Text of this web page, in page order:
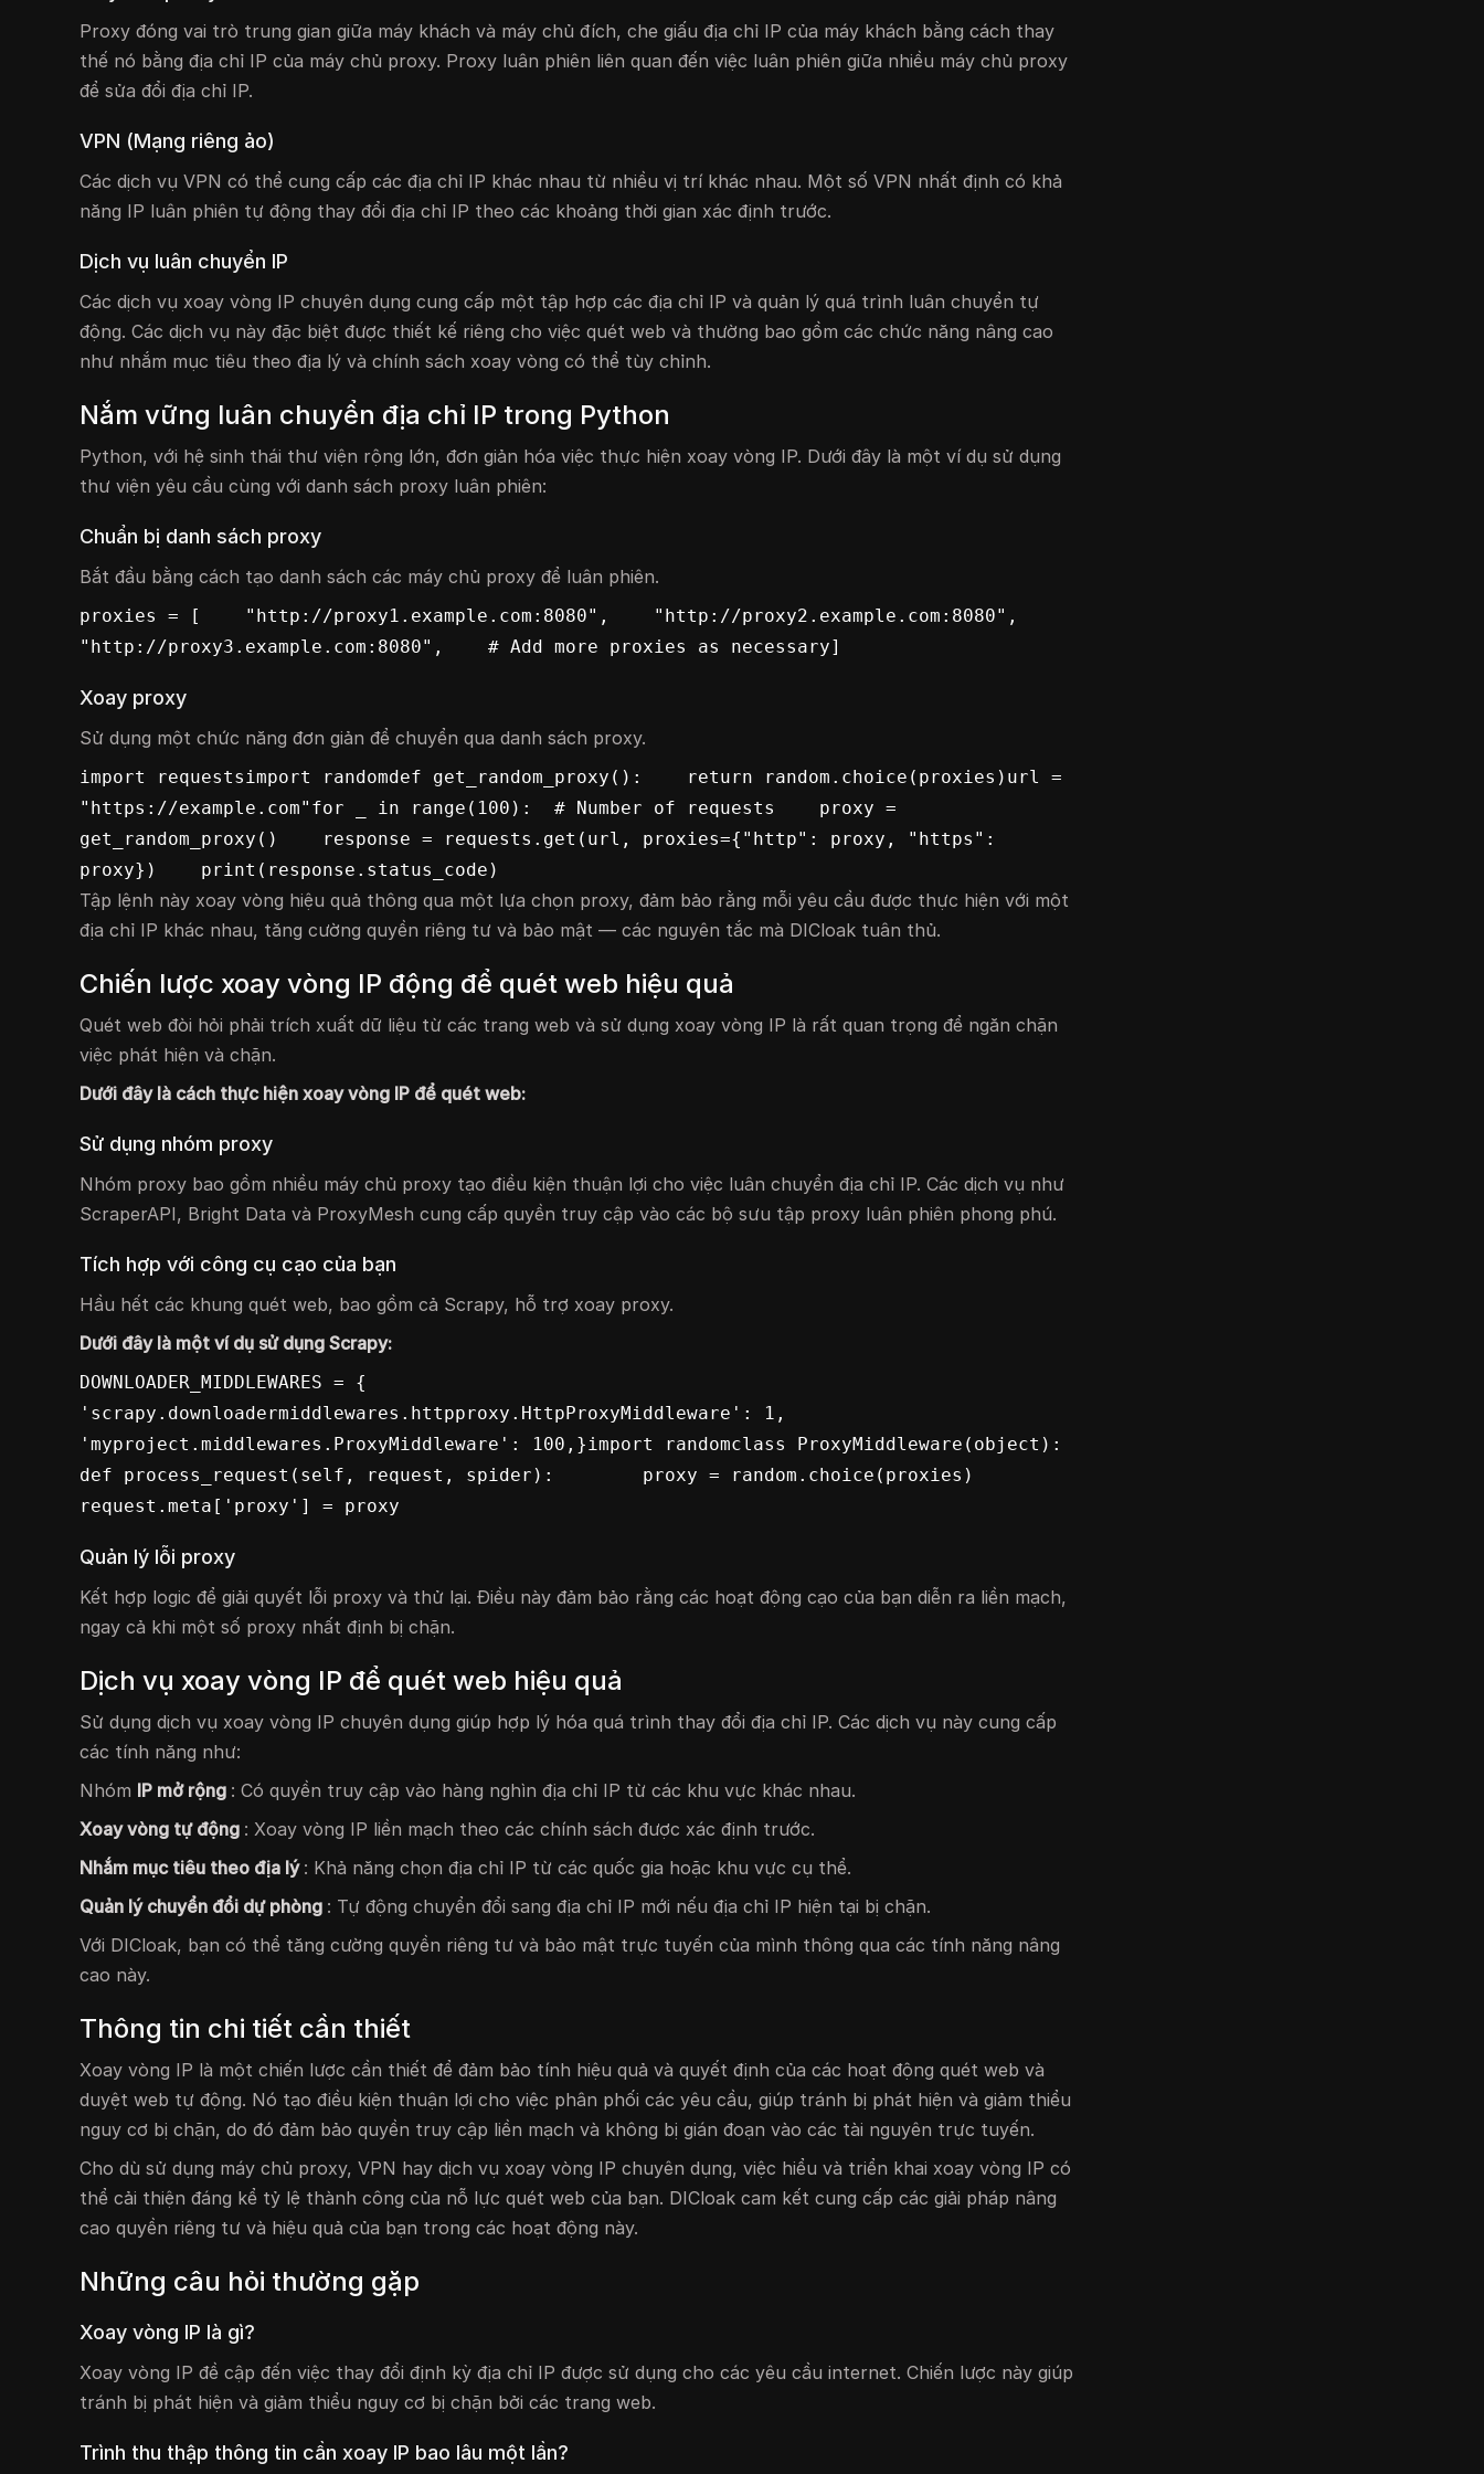
Proxy đóng vai trò trung gian giữa máy khách và máy chủ đích, che giấu địa chỉ IP của máy khách bằng cách thay
thế nó bằng địa chỉ IP của máy chủ proxy. Proxy luân phiên liên quan đến việc luân phiên giữa nhiều máy chủ proxy
để sửa đổi địa chỉ IP.
VPN (Mạng riêng ảo)
Các dịch vụ VPN có thể cung cấp các địa chỉ IP khác nhau từ nhiều vị trí khác nhau. Một số VPN nhất định có khả
năng IP luân phiên tự động thay đổi địa chỉ IP theo các khoảng thời gian xác định trước.
Dịch vụ luân chuyển IP
Các dịch vụ xoay vòng IP chuyên dụng cung cấp một tập hợp các địa chỉ IP và quản lý quá trình luân chuyển tự
động. Các dịch vụ này đặc biệt được thiết kế riêng cho việc quét web và thường bao gồm các chức năng nâng cao
như nhắm mục tiêu theo địa lý và chính sách xoay vòng có thể tùy chỉnh.
Nắm vững luân chuyển địa chỉ IP trong Python
Python, với hệ sinh thái thư viện rộng lớn, đơn giản hóa việc thực hiện xoay vòng IP. Dưới đây là một ví dụ sử dụng
thư viện yêu cầu cùng với danh sách proxy luân phiên:
Chuẩn bị danh sách proxy
Bắt đầu bằng cách tạo danh sách các máy chủ proxy để luân phiên.
proxies = [    "http://proxy1.example.com:8080",    "http://proxy2.example.com:8080",
"http://proxy3.example.com:8080",    # Add more proxies as necessary]
Xoay proxy
Sử dụng một chức năng đơn giản để chuyển qua danh sách proxy.
import requestsimport randomdef get_random_proxy():    return random.choice(proxies)url =
"https://example.com"for _ in range(100):  # Number of requests    proxy =
get_random_proxy()    response = requests.get(url, proxies={"http": proxy, "https":
proxy})    print(response.status_code)
Tập lệnh này xoay vòng hiệu quả thông qua một lựa chọn proxy, đảm bảo rằng mỗi yêu cầu được thực hiện với một
địa chỉ IP khác nhau, tăng cường quyền riêng tư và bảo mật — các nguyên tắc mà DICloak tuân thủ.
Chiến lược xoay vòng IP động để quét web hiệu quả
Quét web đòi hỏi phải trích xuất dữ liệu từ các trang web và sử dụng xoay vòng IP là rất quan trọng để ngăn chặn
việc phát hiện và chặn.
Dưới đây là cách thực hiện xoay vòng IP để quét web:
Sử dụng nhóm proxy
Nhóm proxy bao gồm nhiều máy chủ proxy tạo điều kiện thuận lợi cho việc luân chuyển địa chỉ IP. Các dịch vụ như
ScraperAPI, Bright Data và ProxyMesh cung cấp quyền truy cập vào các bộ sưu tập proxy luân phiên phong phú.
Tích hợp với công cụ cạo của bạn
Hầu hết các khung quét web, bao gồm cả Scrapy, hỗ trợ xoay proxy.
Dưới đây là một ví dụ sử dụng Scrapy:
DOWNLOADER_MIDDLEWARES = {
'scrapy.downloadermiddlewares.httpproxy.HttpProxyMiddleware': 1,
'myproject.middlewares.ProxyMiddleware': 100,}import randomclass ProxyMiddleware(object):
def process_request(self, request, spider):        proxy = random.choice(proxies)
request.meta['proxy'] = proxy
Quản lý lỗi proxy
Kết hợp logic để giải quyết lỗi proxy và thử lại. Điều này đảm bảo rằng các hoạt động cạo của bạn diễn ra liền mạch,
ngay cả khi một số proxy nhất định bị chặn.
Dịch vụ xoay vòng IP để quét web hiệu quả
Sử dụng dịch vụ xoay vòng IP chuyên dụng giúp hợp lý hóa quá trình thay đổi địa chỉ IP. Các dịch vụ này cung cấp
các tính năng như:
Nhóm IP mở rộng : Có quyền truy cập vào hàng nghìn địa chỉ IP từ các khu vực khác nhau.
Xoay vòng tự động : Xoay vòng IP liền mạch theo các chính sách được xác định trước.
Nhắm mục tiêu theo địa lý : Khả năng chọn địa chỉ IP từ các quốc gia hoặc khu vực cụ thể.
Quản lý chuyển đổi dự phòng : Tự động chuyển đổi sang địa chỉ IP mới nếu địa chỉ IP hiện tại bị chặn.
Với DICloak, bạn có thể tăng cường quyền riêng tư và bảo mật trực tuyến của mình thông qua các tính năng nâng
cao này.
Thông tin chi tiết cần thiết
Xoay vòng IP là một chiến lược cần thiết để đảm bảo tính hiệu quả và quyết định của các hoạt động quét web và
duyệt web tự động. Nó tạo điều kiện thuận lợi cho việc phân phối các yêu cầu, giúp tránh bị phát hiện và giảm thiểu
nguy cơ bị chặn, do đó đảm bảo quyền truy cập liền mạch và không bị gián đoạn vào các tài nguyên trực tuyến.
Cho dù sử dụng máy chủ proxy, VPN hay dịch vụ xoay vòng IP chuyên dụng, việc hiểu và triển khai xoay vòng IP có
thể cải thiện đáng kể tỷ lệ thành công của nỗ lực quét web của bạn. DICloak cam kết cung cấp các giải pháp nâng
cao quyền riêng tư và hiệu quả của bạn trong các hoạt động này.
Những câu hỏi thường gặp
Xoay vòng IP là gì?
Xoay vòng IP đề cập đến việc thay đổi định kỳ địa chỉ IP được sử dụng cho các yêu cầu internet. Chiến lược này giúp
tránh bị phát hiện và giảm thiểu nguy cơ bị chặn bởi các trang web.
Trình thu thập thông tin cần xoay IP bao lâu một lần?